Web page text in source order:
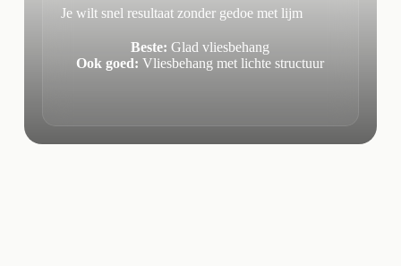
Je wilt snel resultaat zonder gedoe met lijm
Beste: Glad vliesbehang
Ook goed: Vliesbehang met lichte structuur